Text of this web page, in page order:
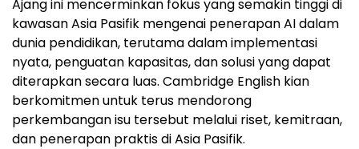
Ajang ini mencerminkan fokus yang semakin tinggi di
kawasan Asia Pasifik mengenai penerapan AI dalam
dunia pendidikan, terutama dalam implementasi
nyata, penguatan kapasitas, dan solusi yang dapat
diterapkan secara luas. Cambridge English kian
berkomitmen untuk terus mendorong
perkembangan isu tersebut melalui riset, kemitraan,
dan penerapan praktis di Asia Pasifik.